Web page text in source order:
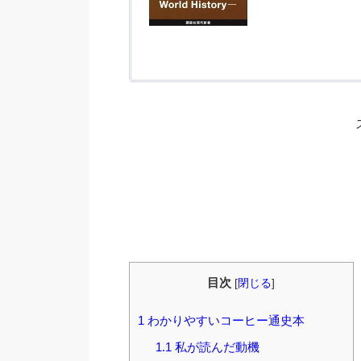
目次 [閉じる]
1 わかりやすいコーヒー通史本
1.1 私が読んだ動機